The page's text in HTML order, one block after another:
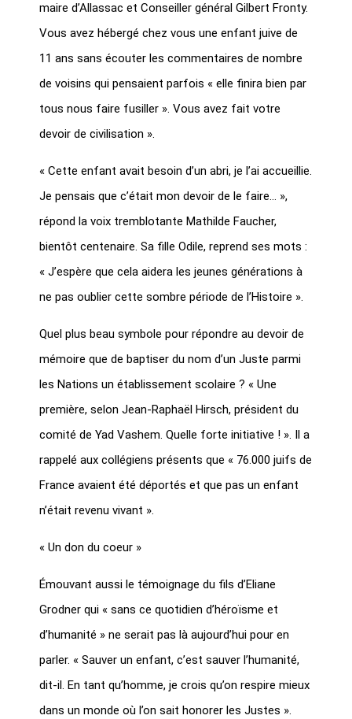
maire d’Allassac et Conseiller général Gilbert Fronty.
Vous avez hébergé chez vous une enfant juive de
11 ans sans écouter les commentaires de nombre
de voisins qui pensaient parfois « elle finira bien par
tous nous faire fusiller ». Vous avez fait votre
devoir de civilisation ».
« Cette enfant avait besoin d’un abri, je l’ai accueillie.
Je pensais que c’était mon devoir de le faire… »,
répond la voix tremblotante Mathilde Faucher,
bientôt centenaire. Sa fille Odile, reprend ses mots :
« J’espère que cela aidera les jeunes générations à
ne pas oublier cette sombre période de l’Histoire ».
Quel plus beau symbole pour répondre au devoir de
mémoire que de baptiser du nom d’un Juste parmi
les Nations un établissement scolaire ? « Une
première, selon Jean-Raphaël Hirsch, président du
comité de Yad Vashem. Quelle forte initiative ! ». Il a
rappelé aux collégiens présents que « 76.000 juifs de
France avaient été déportés et que pas un enfant
n’était revenu vivant ».
« Un don du coeur »
Émouvant aussi le témoignage du fils d’Eliane
Grodner qui « sans ce quotidien d’héroïsme et
d’humanité » ne serait pas là aujourd’hui pour en
parler. « Sauver un enfant, c’est sauver l’humanité,
dit-il. En tant qu’homme, je crois qu’on respire mieux
dans un monde où l’on sait honorer les Justes ».